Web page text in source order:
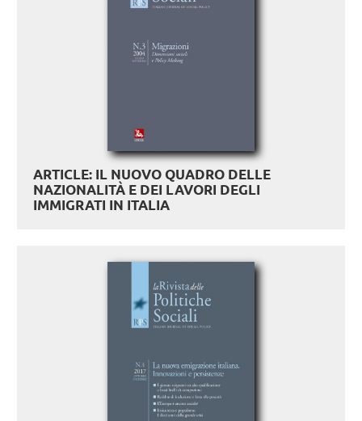
ARTICLE: IL NUOVO QUADRO DELLE
NAZIONALITÀ E DEI LAVORI DEGLI
IMMIGRATI IN ITALIA